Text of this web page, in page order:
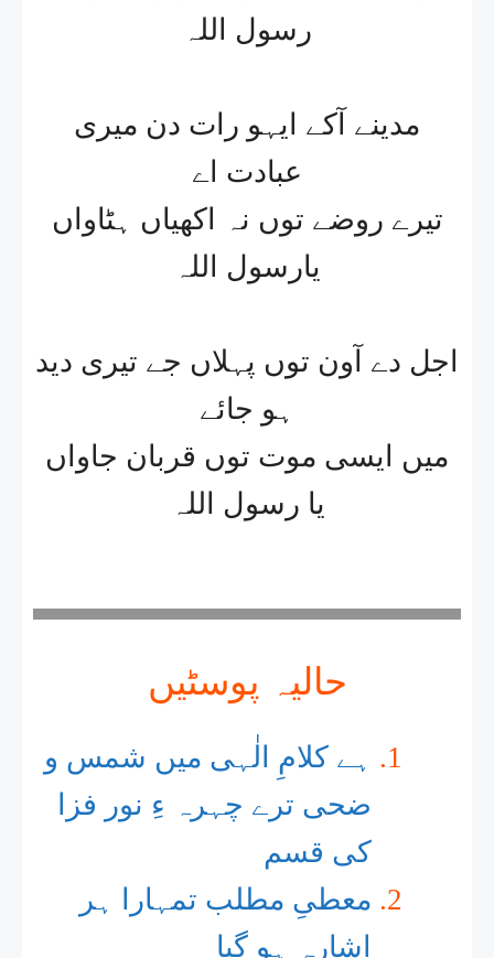
رسول اللہ
مدینے آکے ایہو رات دن میری
عبادت اے
تیرے روضے توں نہ اکھیاں ہٹاواں
یارسول اللہ
اجل دے آون توں پہلاں جے تیری دید
ہو جائے
میں ایسی موت توں قربان جاواں
یا رسول اللہ
حالیہ پوسٹیں
ہے کلامِ الٰہی میں شمس و
ضحی ترے چہرہ ءِ نور فزا
کی قسم
معطیِ مطلب تمہارا ہر
اِشارہ ہو گیا